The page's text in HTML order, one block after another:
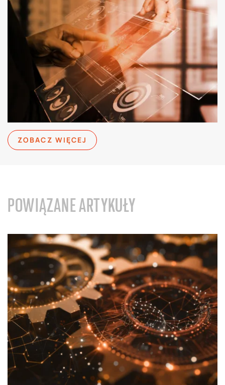
ZOBACZ WIĘCEJ
POWIĄZANE ARTYKUŁY